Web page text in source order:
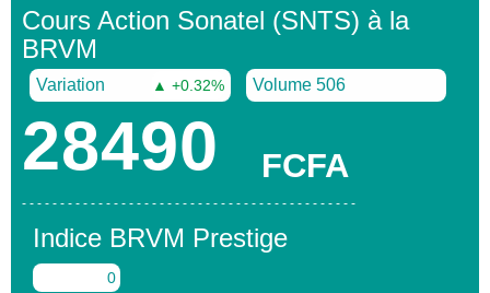
Cours Action Sonatel (SNTS) à la
BRVM
28490 FCFA
Variation ▲ +0.32% Volume 506
- - - - - - - - - - - - - - - - - - - - - - - - - - - - - - - - - - - - - - - - - - - -
Indice BRVM Prestige
0